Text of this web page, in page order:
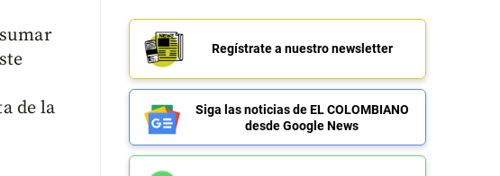
de la
Regístrate a nuestro newsletter
Siga las noticias de EL COLOMBIANO
desde Google News